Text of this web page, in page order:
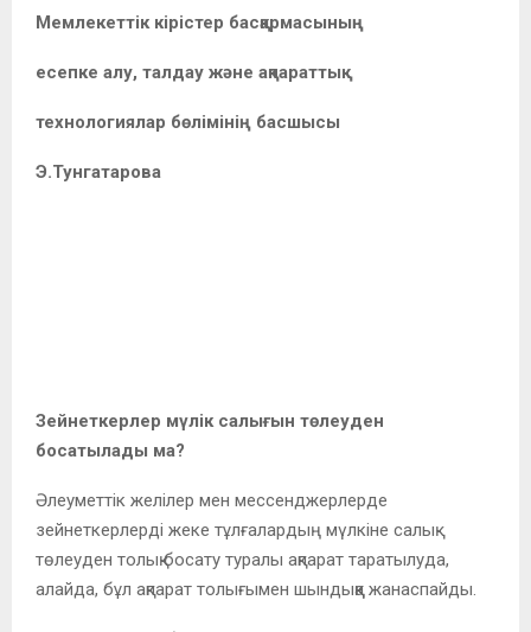
Мемлекеттік кірістер басқармасының
есепке алу, талдау және ақпараттық
технологиялар бөлімінің басшысы
Э.Тунгатарова
Зейнеткерлер мүлік салығын төлеуден
босатылады ма?
Әлеуметтік желілер мен мессенджерлерде
зейнеткерлерді жеке тұлғалардың мүлкіне салық
төлеуден толық босату туралы ақпарат таратылуда,
алайда, бұл ақпарат толығымен шындыққа жанаспайды.